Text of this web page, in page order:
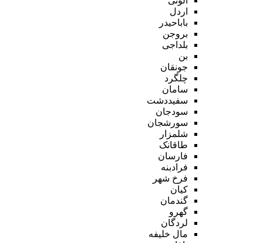
اردل
باباحیدر
بروجن
بلداجی
بن
جونقان
چلگرد
سامان
سفیددشت
سودجان
سورشجان
شلمزار
طاقانک
فارسان
فرادبنه
فرخ شهر
کیان
گندمان
گهرو
لردگان
مال خلیفه